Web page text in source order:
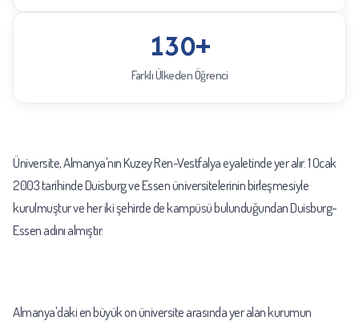
130+
Farklı Ülkeden Öğrenci
Üniversite, Almanya'nın Kuzey Ren-Vestfalya eyaletinde yer alır. 1 Ocak
2003 tarihinde Duisburg ve Essen üniversitelerinin birleşmesiyle
kurulmuştur ve her iki şehirde de kampüsü bulunduğundan Duisburg-
Essen adını almıştır.
Almanya'daki en büyük on üniversite arasında yer alan kurumun